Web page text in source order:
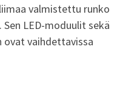
valmistettu runko
LED-moduulit sekä
ovat vaihdettavissa